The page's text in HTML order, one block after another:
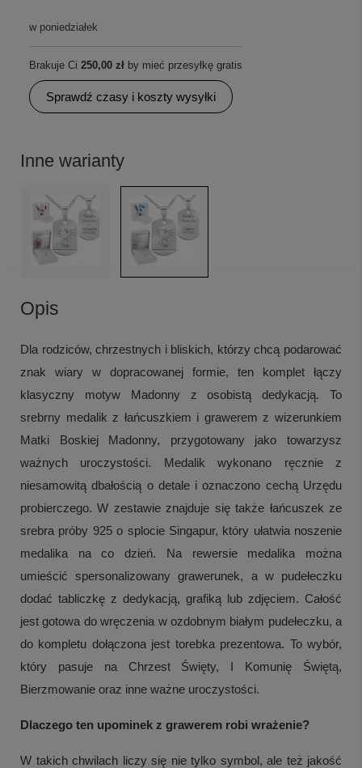
w poniedziałek
Brakuje Ci 250,00 zł by mieć przesyłkę gratis
Sprawdź czasy i koszty wysyłki
Inne warianty
Opis
Dla rodziców, chrzestnych i bliskich, którzy chcą podarować
znak wiary w dopracowanej formie, ten komplet łączy
klasyczny motyw Madonny z osobistą dedykacją. To
srebrny medalik z łańcuszkiem i grawerem z wizerunkiem
Matki Boskiej Madonny, przygotowany jako towarzysz
ważnych uroczystości. Medalik wykonano ręcznie z
niesamowitą dbałością o detale i oznaczono cechą Urzędu
probierczego. W zestawie znajduje się także łańcuszek ze
srebra próby 925 o splocie Singapur, który ułatwia noszenie
medalika na co dzień. Na rewersie medalika można
umieścić spersonalizowany grawerunek, a w pudełeczku
dodać tabliczkę z dedykacją, grafiką lub zdjęciem. Całość
jest gotowa do wręczenia w ozdobnym białym pudełeczku, a
do kompletu dołączona jest torebka prezentowa. To wybór,
który pasuje na Chrzest Święty, I Komunię Świętą,
Bierzmowanie oraz inne ważne uroczystości.
Dlaczego ten upominek z grawerem robi wrażenie?
W takich chwilach liczy się nie tylko symbol, ale też jakość